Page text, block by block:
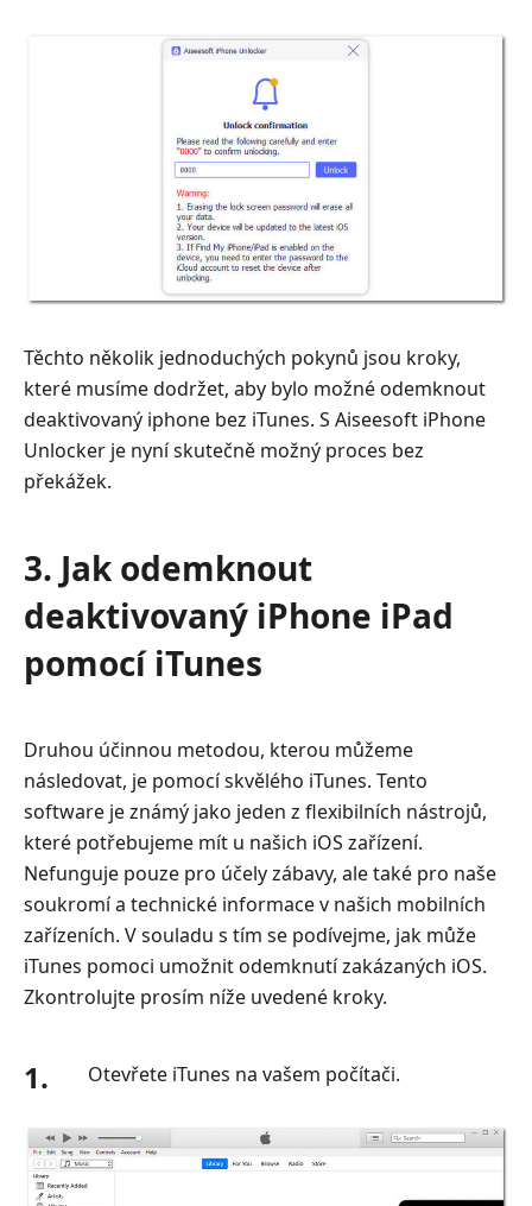
Těchto několik jednoduchých pokynů jsou kroky,
které musíme dodržet, aby bylo možné odemknout
deaktivovaný iphone bez iTunes. S Aiseesoft iPhone
Unlocker je nyní skutečně možný proces bez
překážek.
3. Jak odemknout
deaktivovaný iPhone iPad
pomocí iTunes
Druhou účinnou metodou, kterou můžeme
následovat, je pomocí skvělého iTunes. Tento
software je známý jako jeden z flexibilních nástrojů,
které potřebujeme mít u našich iOS zařízení.
Nefunguje pouze pro účely zábavy, ale také pro naše
soukromí a technické informace v našich mobilních
zařízeních. V souladu s tím se podívejme, jak může
iTunes pomoci umožnit odemknutí zakázaných iOS.
Zkontrolujte prosím níže uvedené kroky.
1. Otevřete iTunes na vašem počítači.